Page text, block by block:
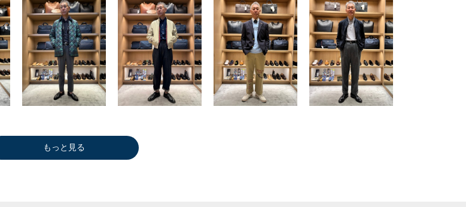
もっと見る